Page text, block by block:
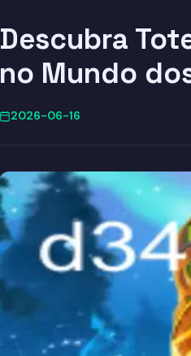
Descubra
no Mundo
2026-06-16